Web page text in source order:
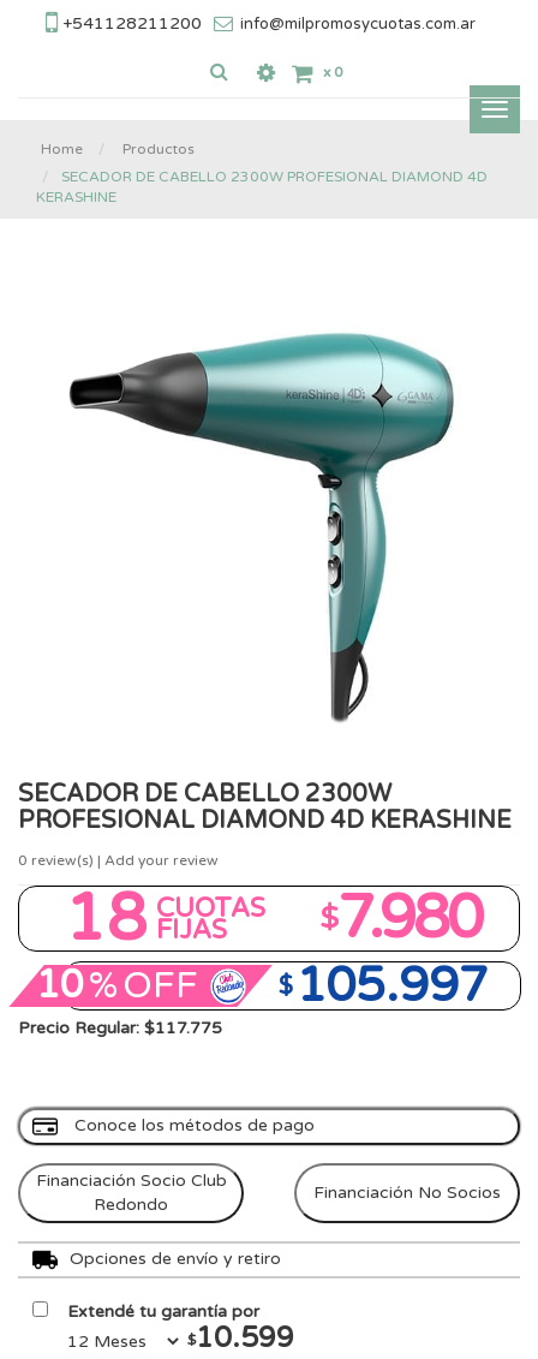
+541128211200 info@milpromosycuotas.com.ar
x 0
Home
Productos
SECADOR DE CABELLO 2300W PROFESIONAL DIAMOND 4D
KERASHINE
SECADOR DE CABELLO 2300W
PROFESIONAL DIAMOND 4D KERASHINE
0 review(s) | Add your review
18 CUOTAS
FIJAS $7.980
10%OFF $ 105.997
Precio Regular: $117.775
Conoce los métodos de pago
Financiación Socio Club
Redondo
Financiación No Socios
Opciones de envío y retiro
Extendé tu garantía por
$10.599